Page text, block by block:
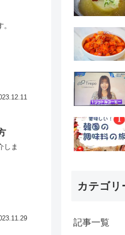
しま
カテゴリ
記事一覧